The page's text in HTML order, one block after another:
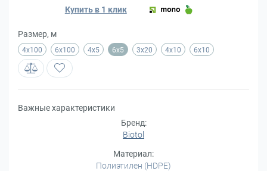
Купить в 1 клик
Размер, м
4х100 6х100 4x5 6x5 3x20 4x10 6x10
Важные характеристики
Бренд:
Biotol
Материал:
Полиэтилен (HDPE)